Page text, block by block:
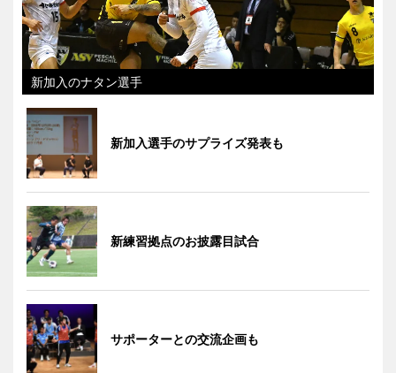
新加入のナタン選手
新加入選手のサプライズ発表も
新練習拠点のお披露目試合
サポーターとの交流企画も